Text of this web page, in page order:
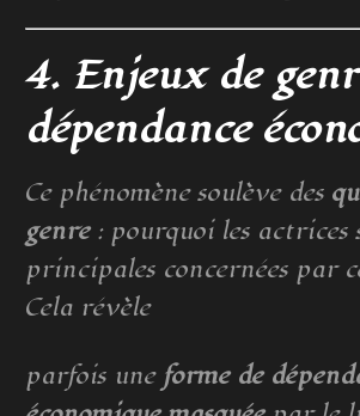
4. Enjeux de
dépendance
Ce phénomène soulève des
genre: pourquoi les actrices
principales concernées par
Cela révèle
parfois une forme de